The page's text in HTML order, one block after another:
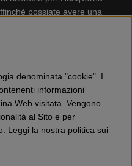
possiate avere una
Decespugliatori,
Attrezzature Forestali,
per bambini ETC.
denominata "cookie". I
informazioni
Web visitata. Vengono
al Sito e per
Leggi la nostra politica sui